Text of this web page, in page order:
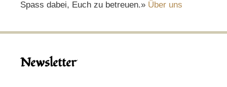
Spass dabei, Euch zu betreuen.» Über uns
Newsletter